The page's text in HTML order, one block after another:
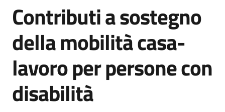
Novità
Menu selezionato
Servizi
Vivere
Galliera
Salta al contenuto
Contributi a sostegno
della mobilità casa-
lavoro per persone con
disabilità